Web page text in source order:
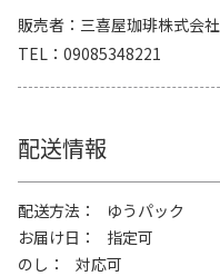
販売者
三喜屋珈琲株式会社
TEL
09085348221
配送情報
配送方法
ゆうパック
お届け日
指定可
のし
対応可